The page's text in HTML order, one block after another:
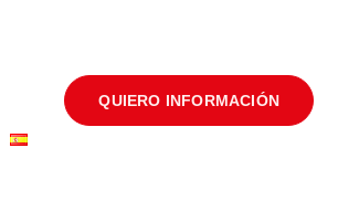
QUIERO INFORMACIÓN